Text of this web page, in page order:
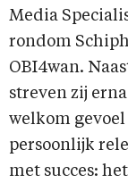
Media
rondom
OBI4wan.
streven zij
welkom
persoonlijk
met succes: